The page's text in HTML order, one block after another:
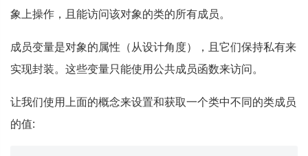
象上操作，且能访问该对象的类的所有成员。
成员变量是对象的属性（从设计角度），且它们保持私有来
实现封装。这些变量只能使用公共成员函数来访问。
让我们使用上面的概念来设置和获取一个类中不同的类成员
的值: